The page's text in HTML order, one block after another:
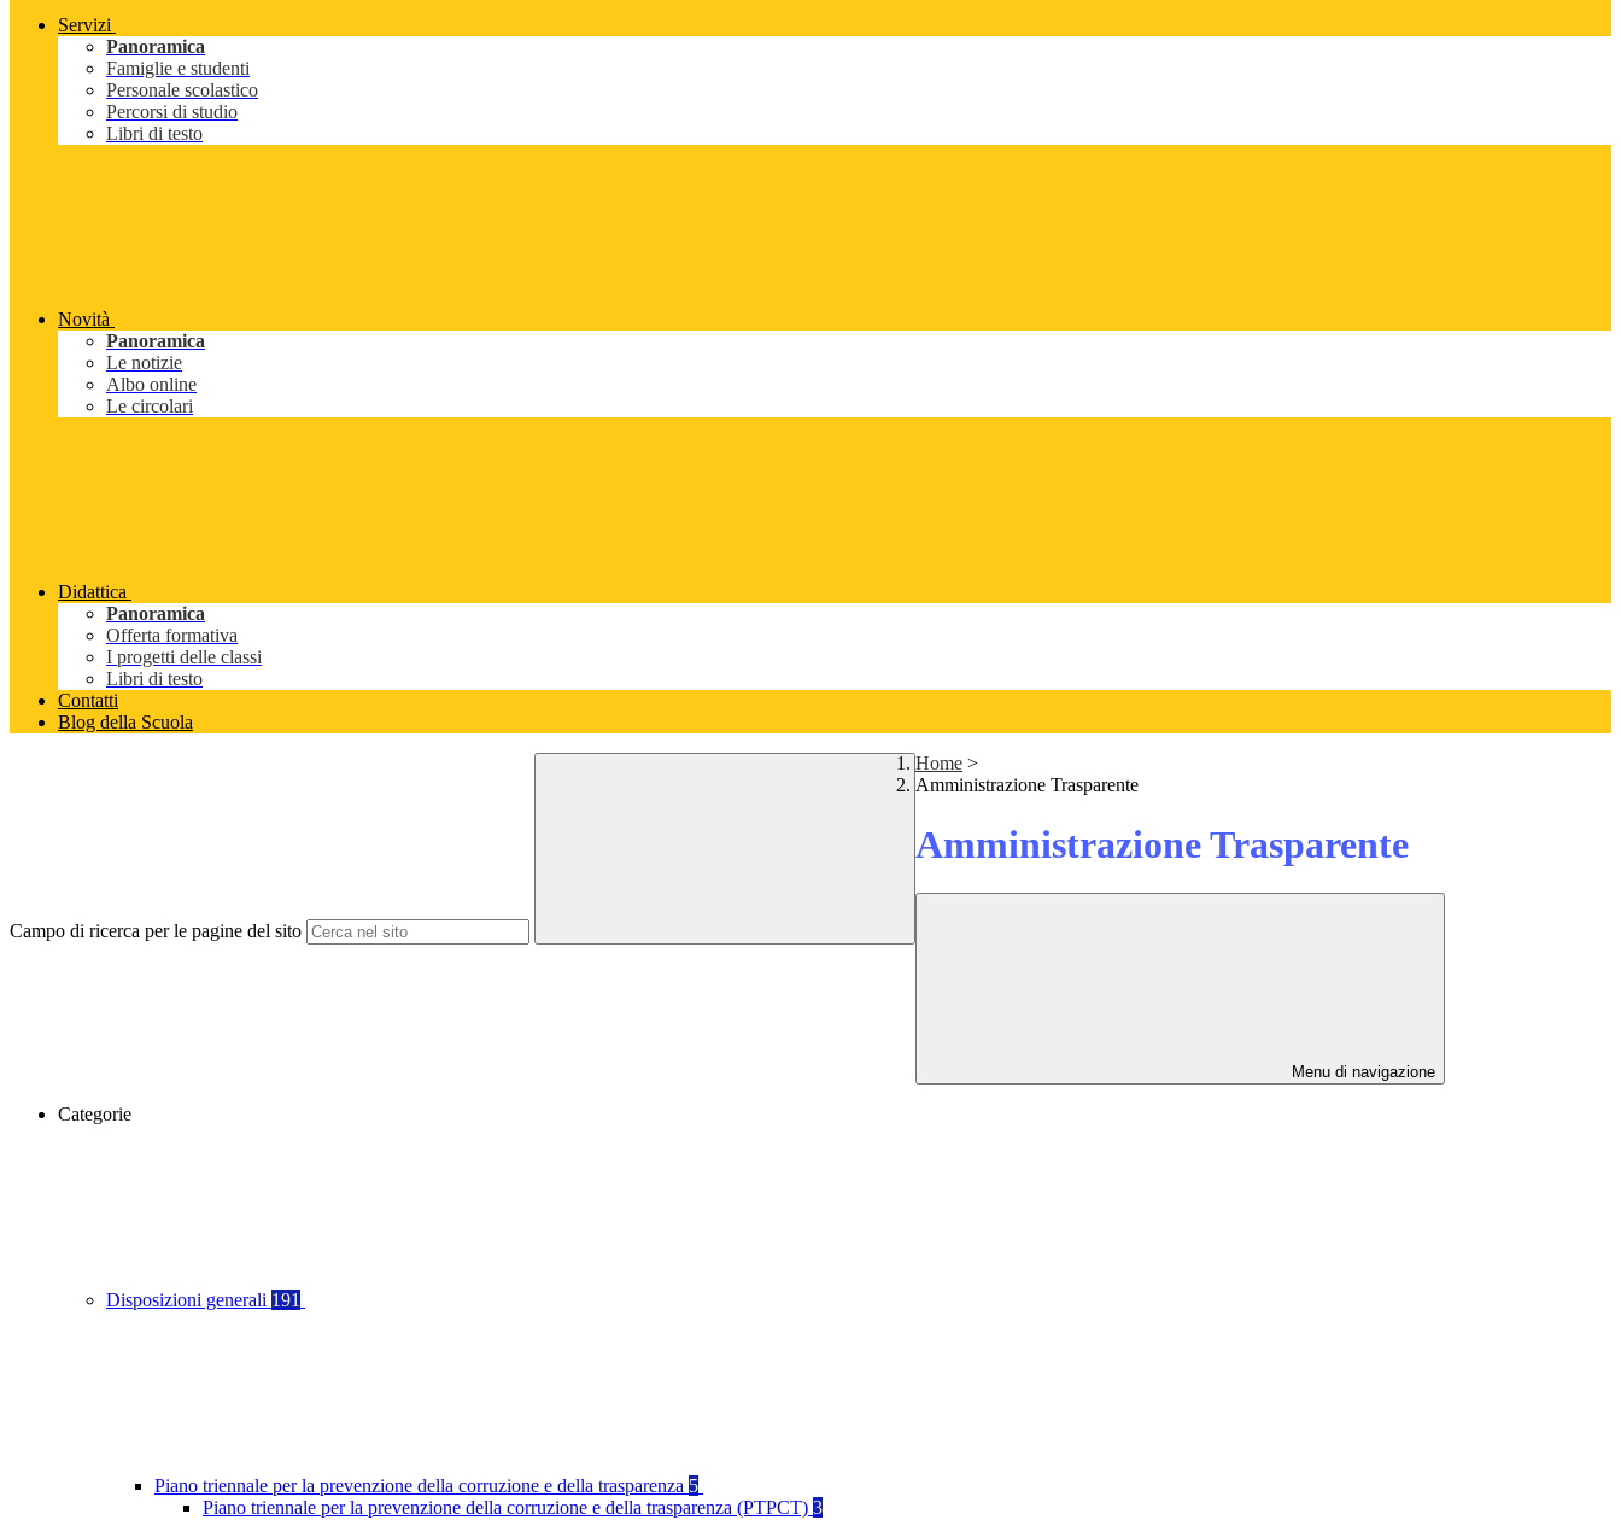
Servizi
Panoramica
Famiglie e studenti
Personale scolastico
Percorsi di studio
Libri di testo
Novità
Panoramica
Le notizie
Albo online
Le circolari
Didattica
Panoramica
Offerta formativa
I progetti delle classi
Libri di testo
Contatti
Blog della Scuola
Campo di ricerca per le pagine del sito
Home >
Amministrazione Trasparente
Amministrazione Trasparente
Menu di navigazione
Categorie
Disposizioni generali 191
Piano triennale per la prevenzione della corruzione e della trasparenza 5
Piano triennale per la prevenzione della corruzione e della trasparenza (PTPCT) 3